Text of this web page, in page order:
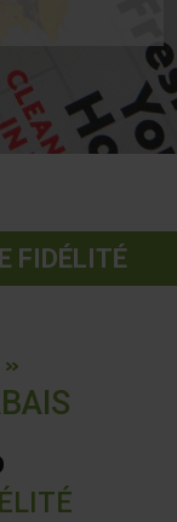
FIDÉLITÉ